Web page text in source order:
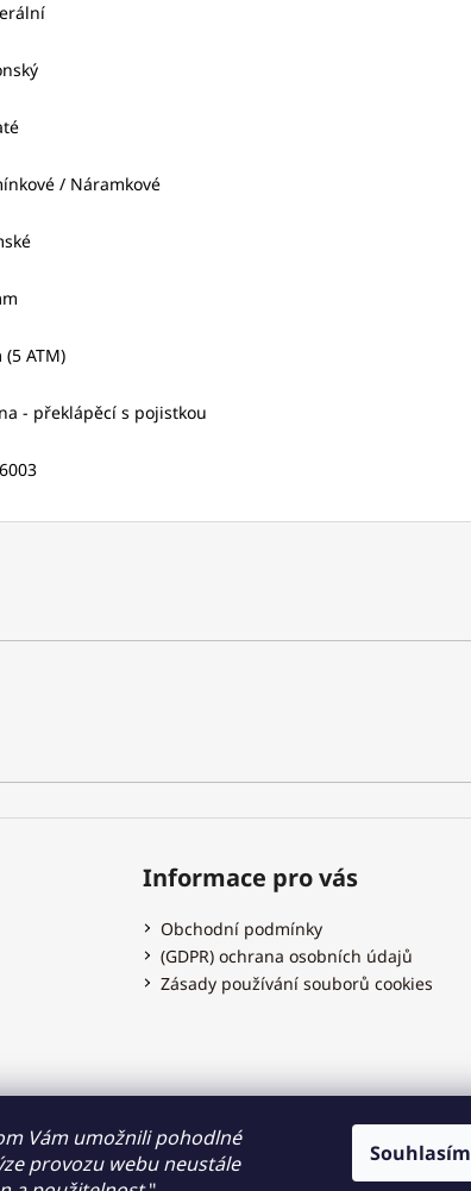
Vám umožnili pohodlné
provozu webu neustále
Souhlasím
/ Náramkové
(5 ATM)
- překlápěcí s pojistkou
Informace pro vás
Obchodní podmínky
(GDPR) ochrana osobních údajů
Zásady používání souborů cookies